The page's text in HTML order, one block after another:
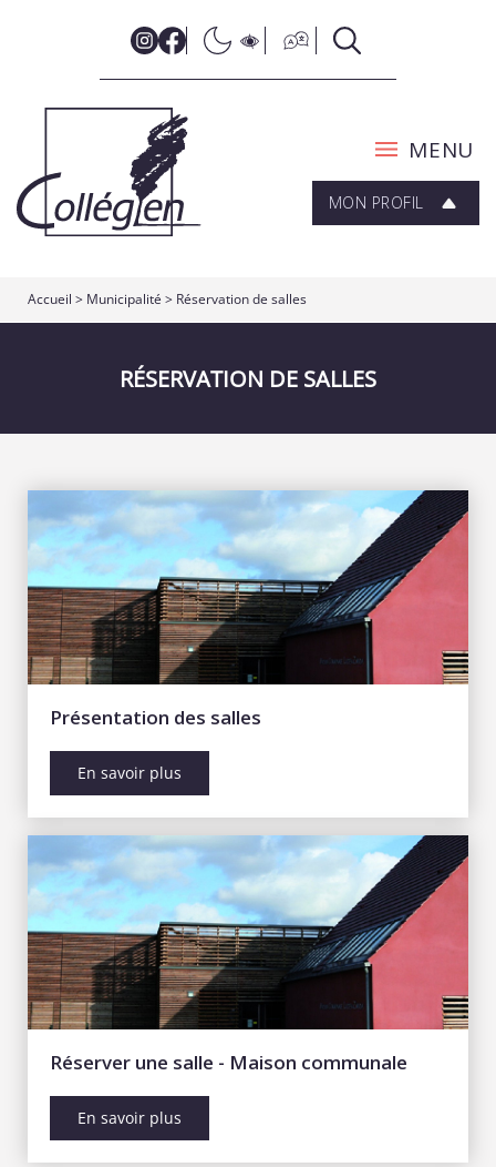
MENU
MON PROFIL
Accueil > Municipalité > Réservation de salles
RÉSERVATION DE SALLES
Présentation des salles
En savoir plus
Réserver une salle - Maison communale
En savoir plus